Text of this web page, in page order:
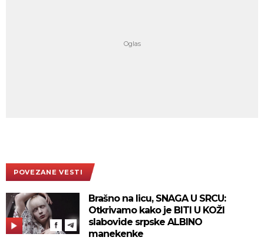
POVEZANE VESTI
Brašno na licu, SNAGA U SRCU:
Otkrivamo kako je BITI U KOŽI
slabovide srpske ALBINO
manekenke